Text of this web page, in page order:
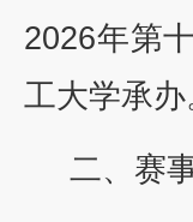
2026年第
工大学承办
二、赛